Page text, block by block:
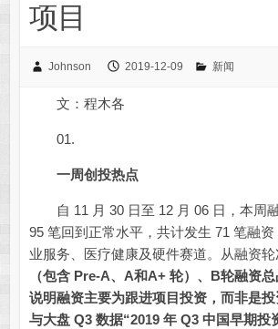
项目
Johnson 2019-12-09 新闻
文：程木各
01.
一周创投热点
自 11 月 30 日至 12 月 06 日，本周
95 笔回到正常水平，共计发生 71 笔融
业服务、医疗健康及硬件赛道。从融资轮
（包含 Pre-A、A和A+ 轮）、B轮融资总
说明融资主要为跟进项目投资，而非是投
与大盘 Q3 数据“2019 年 Q3 中国早期投